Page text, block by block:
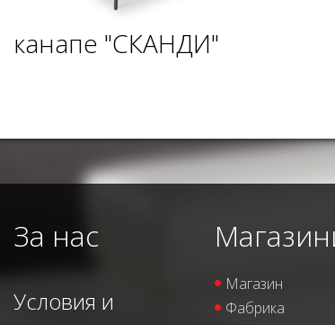
канапе "СКАНДИ"
За нас
Условия и
Магазин
Фабрика